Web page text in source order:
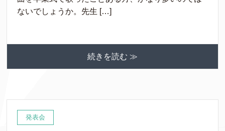
ないでしょうか。先生 […]
続きを読む ≫
発表会